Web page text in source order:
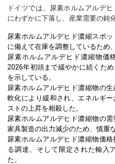
ドイツでは、尿素ホルムアルデ
にわずかに下落し、産業需要の鈍
尿素ホルムアルデヒド濃縮スポ
に備えて在庫を調整しているため
尿素ホルムアルデヒド濃縮物価
2026年初頭まで緩やかに続くた
を示している。
尿素ホルムアルデヒド濃縮物の
軟化により緩和され、エネルギ
ストの上昇を相殺した。
尿素ホルムアルデヒド濃縮物の
家具製造の出力減少のため、慎重
尿素ホルムアルデヒド濃縮物価
る調達、そして限定された輸入
た。